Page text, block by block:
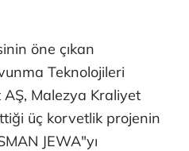
öne çıkan
Teknolojileri
Malezya Kraliyet
üç korvetlik projenin
JEWA"yı